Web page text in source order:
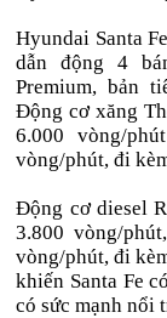
Hyundai Santa
dẫn động 4
Premium, bản
Động cơ xăng
6.000 vòng/
vòng/phút, đi
Động cơ diesel
3.800 vòng/
vòng/phút, đi
khiến Santa Fe
có sức mạnh nổi